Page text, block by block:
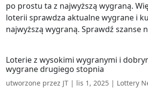
po prostu ta z najwyższą wygraną.
loterii sprawdza aktualne wygrane i
najwyższą wygraną. Sprawdź szanse
Loterie z wysokimi wygranymi i
wygrane drugiego stopnia
utworzone przez JT | lis 1, 2025 | Lottery